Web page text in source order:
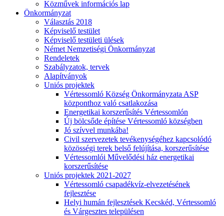
Közművek információs lap
Önkormányzat
Választás 2018
Képviselő testület
Képviselő testületi ülések
Német Nemzetiségi Önkormányzat
Rendeletek
Szabályzatok, tervek
Alapítványok
Uniós projektek
Vértessomló Község Önkormányzata ASP
központhoz való csatlakozása
Energetikai korszerűsítés Vértessomlón
Új bölcsőde építése Vértessomló községben
Jó szívvel munkába!
Civil szervezetek tevékenységéhez kapcsolódó
közösségi terek belső felújítása, korszerűsítése
Vértessomlói Művelődési ház energetikai
korszerűsítése
Uniós projektek 2021-2027
Vértessomló csapadékvíz-elvezetésének
fejlesztése
Helyi humán fejlesztések Kecskéd, Vértessomló
és Várgesztes településen